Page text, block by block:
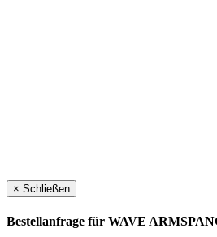
× Schließen
Bestellanfrage für WAVE